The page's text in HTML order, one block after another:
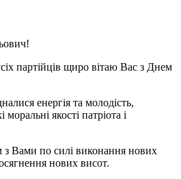
партійців щиро вітаю Вас з Днем
енергія та молодість,
моральні якості патріота і
з Вами по силі виконання нових
нових висот.